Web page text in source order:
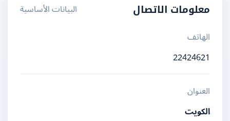
معلومات الاتصال
البيانات الأساسية
الهاتف
22424621
العنوان
الكويت